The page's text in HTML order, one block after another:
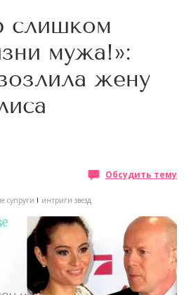
слишком
мужа!»:
жену
Обсудить тему
супруги интриги звезд